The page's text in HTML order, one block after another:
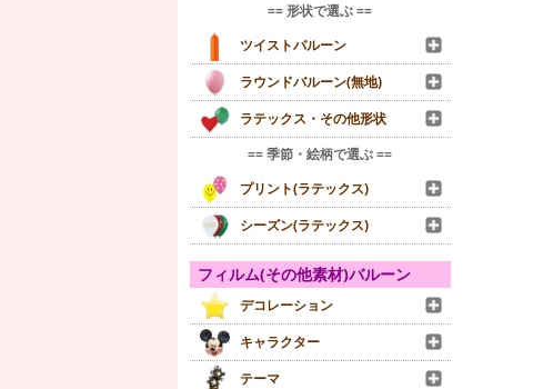
== 形状で選ぶ ==
ツイストバルーン
ラウンドバルーン(無地)
ラテックス・その他形状
== 季節・絵柄で選ぶ ==
プリント(ラテックス)
シーズン(ラテックス)
フィルム(その他素材)バルーン
デコレーション
キャラクター
テーマ